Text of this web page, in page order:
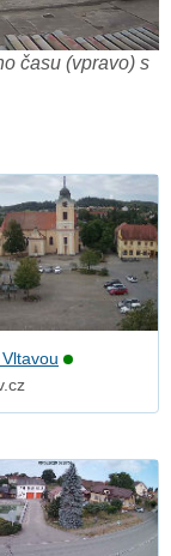
času (vpravo) s